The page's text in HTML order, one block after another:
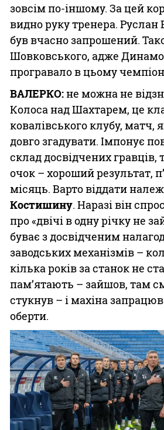
зовсім по-іншому. За цей
видно руку тренера.
був вчасно запрошений.
Шовковського, адже
програвало в цьому
ВАЛЕРКО:не можна не
Колоса над Шахтарем, це
ковалівського клубу, матч,
довго згадувати. Імпонує
склад досвідчених гравців,
очок – хороший результат,
місяць. Варто віддати
Костишину. Наразі він
про «двічі в одну річку не
буває з досвідченим
заводських механізмів –
кілька років за станок не
пам’ятають – зайшов, там
стукнув – і махіна
оберти.